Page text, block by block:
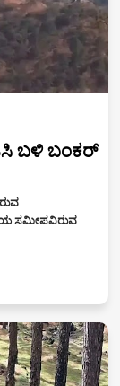
ಬಳಿ ಬಂಕರ್
ಸಮೀಪವಿರುವ